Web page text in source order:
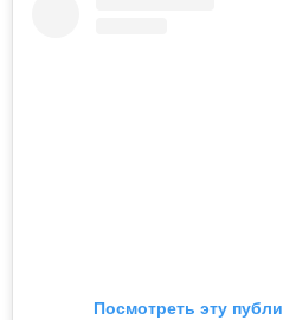
Посмотреть эту